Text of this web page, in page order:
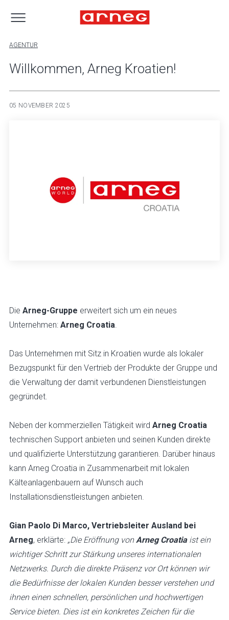
AGENTUR
Willkommen, Arneg Kroatien!
05 NOVEMBER 2025
Die Arneg-Gruppe erweitert sich um ein neues
Unternehmen: Arneg Croatia
Das Unternehmen mit Sitz in Kroatien wurde als lokaler
Bezugspunkt für den Vertrieb der Produkte der Gruppe und
die Verwaltung der damit verbundenen Dienstleistungen
gegründet.
Neben der kommerziellen Tätigkeit wird Arneg Croatia
technischen Support anbieten und seinen Kunden direkte
und qualifizierte Unterstützung garantieren. Darüber hinaus
kann Arneg Croatia in Zusammenarbeit mit lokalen
Kälteanlagenbauern auf Wunsch auch
Installationsdienstleistungen anbieten.
Gian Paolo Di Marco, Vertriebsleiter Ausland bei
Arneg, erklärte: „Die Eröffnung von Arneg Croatiaist ein
wichtiger Schritt zur Stärkung unseres internationalen
Netzwerks. Durch die direkte Präsenz vor Ort können wir
die Bedürfnisse der lokalen Kunden besser verstehen und
ihnen einen schnellen, persönlichen und hochwertigen
Service bieten. Dies ist ein konkretes Zeichen für die